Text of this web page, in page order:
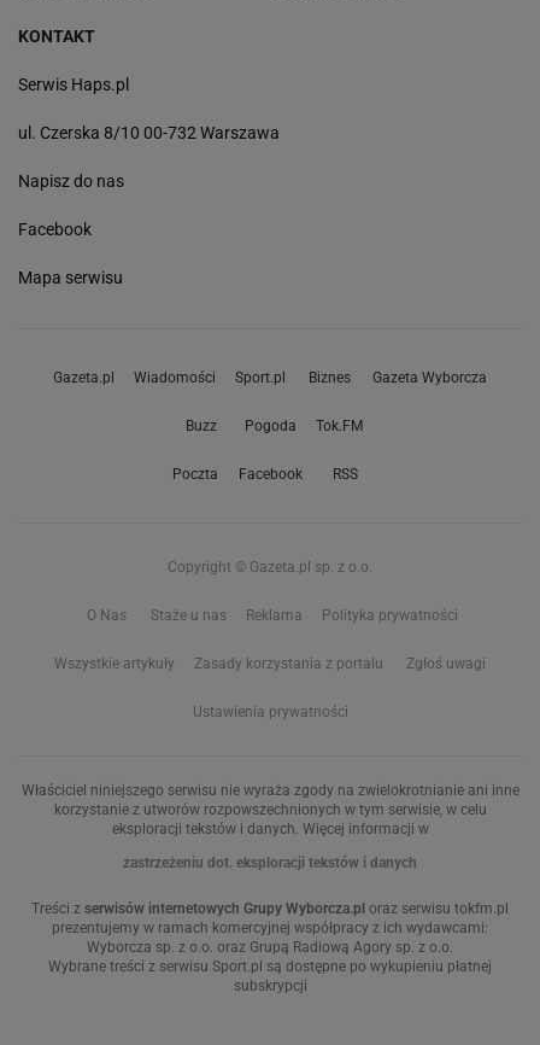
KONTAKT
Serwis Haps.pl
ul. Czerska 8/10 00-732 Warszawa
Napisz do nas
Facebook
Mapa serwisu
Gazeta.pl Wiadomości Sport.pl Biznes Gazeta Wyborcza
Buzz Pogoda Tok.FM
Poczta Facebook RSS
Copyright © Gazeta.pl sp. z o.o.
O Nas Staże u nas Reklama Polityka prywatności
Wszystkie artykuły Zasady korzystania z portalu Zgłoś uwagi
Ustawienia prywatności
Właściciel niniejszego serwisu nie wyraża zgody na zwielokrotnianie ani inne
korzystanie z utworów rozpowszechnionych w tym serwisie, w celu
eksploracji tekstów i danych. Więcej informacji w
zastrzeżeniu dot. eksploracji tekstów i danych
Treści z serwisów internetowych Grupy Wyborcza.pl oraz serwisu tokfm.pl
prezentujemy w ramach komercyjnej współpracy z ich wydawcami:
Wyborcza sp. z o.o. oraz Grupą Radiową Agory sp. z o.o.
Wybrane treści z serwisu Sport.pl są dostępne po wykupieniu płatnej
subskrypcji